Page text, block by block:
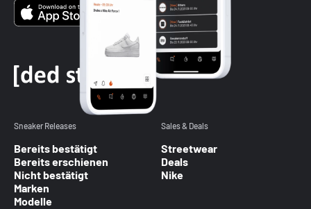
Sneaker Releases
Bereits bestätigt
Bereits erschienen
Nicht bestätigt
Marken
Modelle
Sales & Deals
Streetwear
Deals
Nike